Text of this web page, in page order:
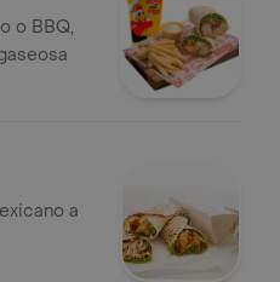
o BBQ,
a